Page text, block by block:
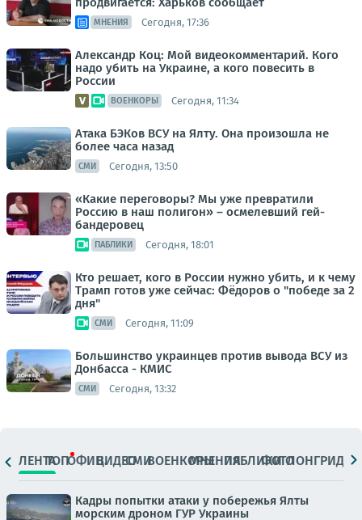
МНЕНИЯ Сегодня, 17:36
Александр Коц: Мой видеокомментарий. Кого
надо убить на Украине, а кого повесить в
России
ВОЕНКОРЫ Сегодня, 11:34
Атака БЭКов ВСУ на Ялту. Она произошла не
более часа назад
СМИ Сегодня, 13:50
«Какие переговоры? Мы уже превратили
Россию в наш полигон» – осмелевший гей-
бандеровец
ПАБЛИКИ Сегодня, 18:01
Кто решает, кого в России нужно убить, и к чему
Трамп готов уже сейчас: Фёдоров о "победе за 2
дня"
СМИ Сегодня, 11:09
Большинство украинцев против вывода ВСУ из
Донбасса - КМИС
СМИ Сегодня, 13:32
ЛЕНТАТОПОФИЦ.ВИДЕОСМИВОЕНКОРЫМНЕНИЯПАБЛИКИ
ФОТОЛОНГРИДЫ
Кадры попытки атаки у побережья Ялты
морским дроном ГУР Украины